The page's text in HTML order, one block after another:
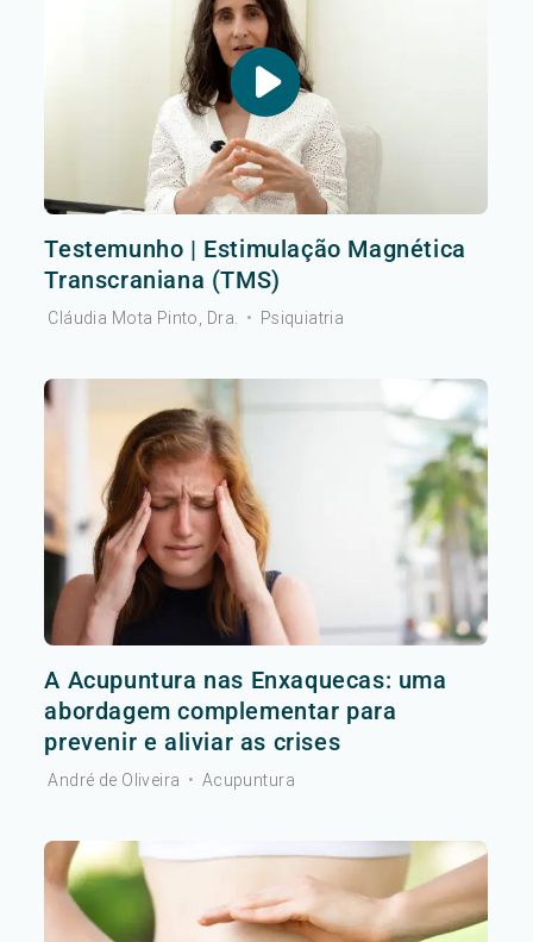
Testemunho | Estimulação Magnética
Transcraniana (TMS)
Cláudia Mota Pinto, Dra. • Psiquiatria
A Acupuntura nas Enxaquecas: uma
abordagem complementar para
prevenir e aliviar as crises
André de Oliveira • Acupuntura